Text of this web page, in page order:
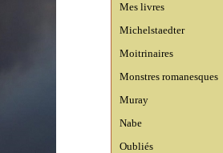
Mes livres
Michelstaedter
Moitrinaires
Monstres romanesques
Muray
Nabe
Oubliés